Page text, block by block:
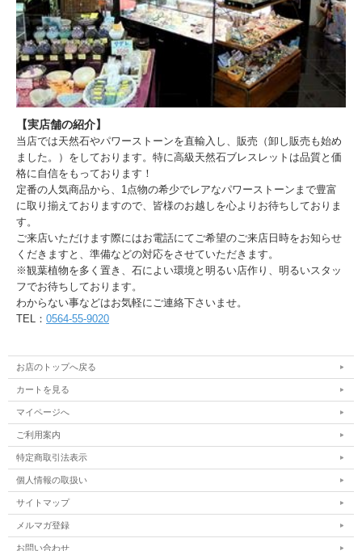
【実店舗の紹介】
当店では天然石やパワーストーンを直輸入し、販売（卸し販売も始め
ました。）をしております。特に高級天然石ブレスレットは品質と価
格に自信をもっております！
定番の人気商品から、1点物の希少でレアなパワーストーンまで豊富
に取り揃えておりますので、皆様のお越しを心よりお待ちしておりま
す。
ご来店いただけます際にはお電話にてご希望のご来店日時をお知らせ
くだきますと、準備などの対応をさせていただきます。
※観葉植物を多く置き、石によい環境と明るい店作り、明るいスタッ
フでお待ちしております。
わからない事などはお気軽にご連絡下さいませ。
TEL： 0564-55-9020
お店のトップへ戻る
カートを見る
マイページへ
ご利用案内
特定商取引法表示
個人情報の取扱い
サイトマップ
メルマガ登録
お問い合わせ